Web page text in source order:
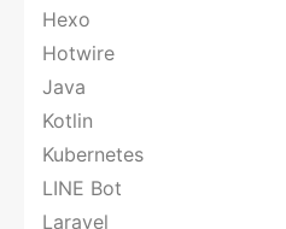
Hexo
Hotwire
Java
Kotlin
Kubernetes
LINE Bot
Laravel